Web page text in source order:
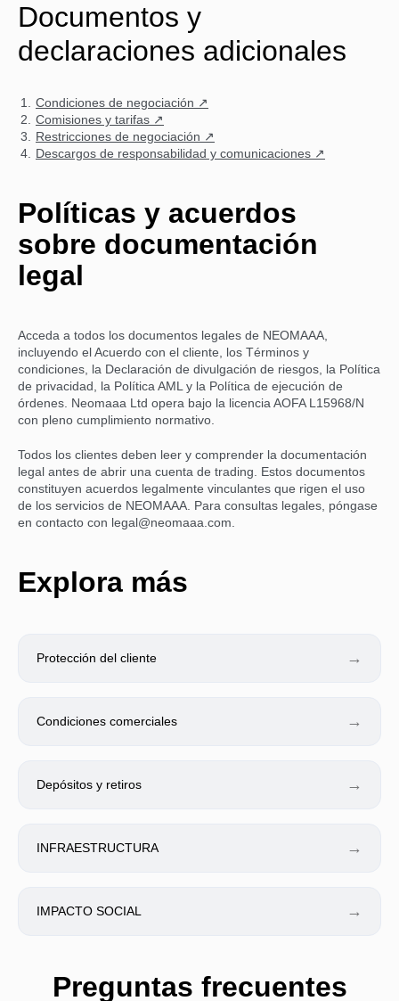
Documentos y
declaraciones adicionales
Condiciones de negociación ↗
Comisiones y tarifas ↗
Restricciones de negociación ↗
Descargos de responsabilidad y comunicaciones ↗
Políticas y acuerdos
sobre documentación
legal
Acceda a todos los documentos legales de NEOMAAA,
incluyendo el Acuerdo con el cliente, los Términos y
condiciones, la Declaración de divulgación de riesgos, la Política
de privacidad, la Política AML y la Política de ejecución de
órdenes. Neomaaa Ltd opera bajo la licencia AOFA L15968/N
con pleno cumplimiento normativo.
Todos los clientes deben leer y comprender la documentación
legal antes de abrir una cuenta de trading. Estos documentos
constituyen acuerdos legalmente vinculantes que rigen el uso
de los servicios de NEOMAAA. Para consultas legales, póngase
en contacto con legal@neomaaa.com.
Explora más
Protección del cliente →
Condiciones comerciales →
Depósitos y retiros →
INFRAESTRUCTURA →
IMPACTO SOCIAL →
Preguntas frecuentes